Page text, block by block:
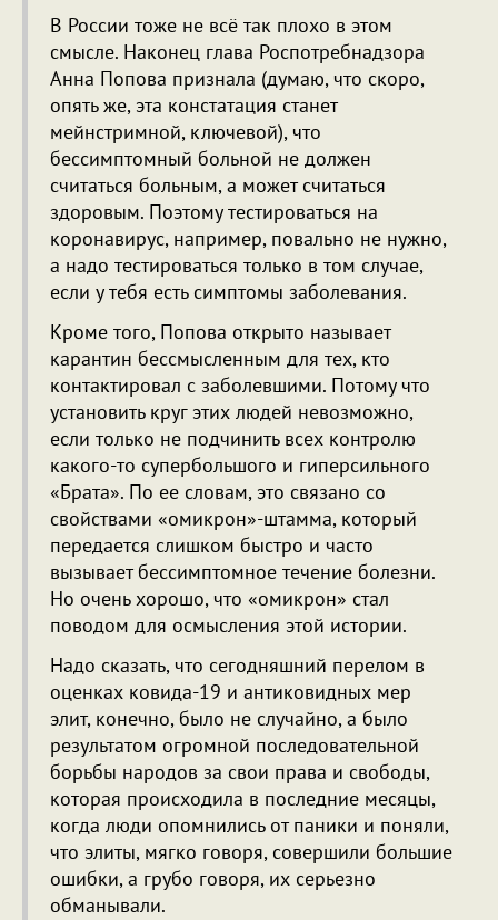
В России тоже не всё так плохо в этом
смысле. Наконец глава Роспотребнадзора
Анна Попова признала (думаю, что скоро,
опять же, эта констатация станет
мейнстримной, ключевой), что
бессимптомный больной не должен
считаться больным, а может считаться
здоровым. Поэтому тестироваться на
коронавирус, например, повально не нужно,
а надо тестироваться только в том случае,
если у тебя есть симптомы заболевания.
Кроме того, Попова открыто называет
карантин бессмысленным для тех, кто
контактировал с заболевшими. Потому что
установить круг этих людей невозможно,
если только не подчинить всех контролю
какого-то супербольшого и гиперсильного
«Брата». По ее словам, это связано со
свойствами «омикрон»-штамма, который
передается слишком быстро и часто
вызывает бессимптомное течение болезни.
Но очень хорошо, что «омикрон» стал
поводом для осмысления этой истории.
Надо сказать, что сегодняшний перелом в
оценках ковида-19 и антиковидных мер
элит, конечно, было не случайно, а было
результатом огромной последовательной
борьбы народов за свои права и свободы,
которая происходила в последние месяцы,
когда люди опомнились от паники и поняли,
что элиты, мягко говоря, совершили большие
ошибки, а грубо говоря, их серьезно
обманывали.